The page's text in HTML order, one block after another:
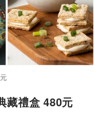
藏禮盒 480元